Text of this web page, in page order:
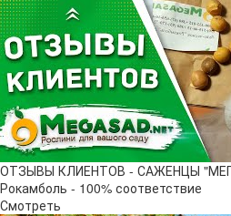
ОТЗЫВЫ КЛИЕНТОВ - САЖЕНЦЫ
Рокамболь - 100% соответствие
Смотреть